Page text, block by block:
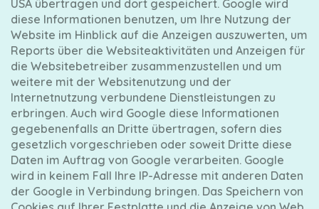
USA übertragen und dort gespeichert. Google wird
diese Informationen benutzen, um Ihre Nutzung der
Website im Hinblick auf die Anzeigen auszuwerten, um
Reports über die Websiteaktivitäten und Anzeigen für
die Websitebetreiber zusammenzustellen und um
weitere mit der Websitenutzung und der
Internetnutzung verbundene Dienstleistungen zu
erbringen. Auch wird Google diese Informationen
gegebenenfalls an Dritte übertragen, sofern dies
gesetzlich vorgeschrieben oder soweit Dritte diese
Daten im Auftrag von Google verarbeiten. Google
wird in keinem Fall Ihre IP-Adresse mit anderen Daten
der Google in Verbindung bringen. Das Speichern von